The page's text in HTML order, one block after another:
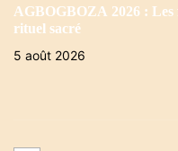
AGBOGBOZA 2026 : Les
rituel sacré
5 août 2026